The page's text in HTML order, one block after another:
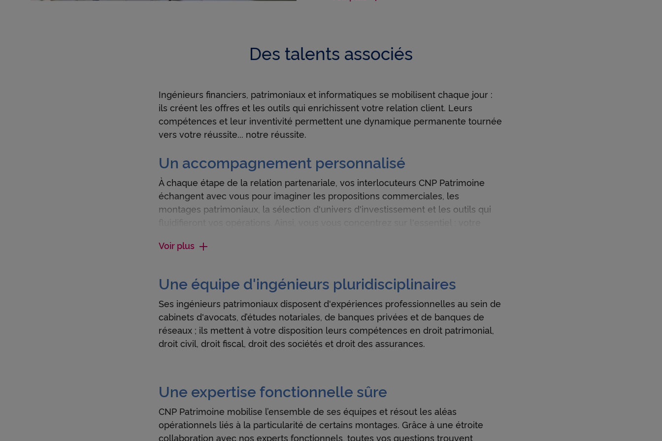
Avec le cadre fiscal spécifique de l'assurance vie ou de la capitalisation,
Des talents associés
Ingénieurs financiers, patrimoniaux et informatiques se mobilisent chaque jour :
ils créent les offres et les outils qui enrichissent votre relation client. Leurs
compétences et leur inventivité permettent une dynamique permanente tournée
vers votre réussite... notre réussite.
Un accompagnement personnalisé
À chaque étape de la relation partenariale, vos interlocuteurs CNP Patrimoine
échangent avec vous pour imaginer les propositions commerciales, les
montages patrimoniaux, la sélection d'univers d'investissement et les outils qui
Voir plus
Une équipe d'ingénieurs pluridisciplinaires
Ses ingénieurs patrimoniaux disposent d'expériences professionnelles au sein de
cabinets d'avocats, d’études notariales, de banques privées et de banques de
réseaux ; ils mettent à votre disposition leurs compétences en droit patrimonial,
droit civil, droit fiscal, droit des sociétés et droit des assurances.
plus
Une expertise fonctionnelle sûre
CNP Patrimoine mobilise l’ensemble de ses équipes et résout les aléas
opérationnels liés à la particularité de certains montages. Grâce à une étroite
collaboration avec nos experts fonctionnels, toutes vos questions trouvent
confort de navigation seront déposés.